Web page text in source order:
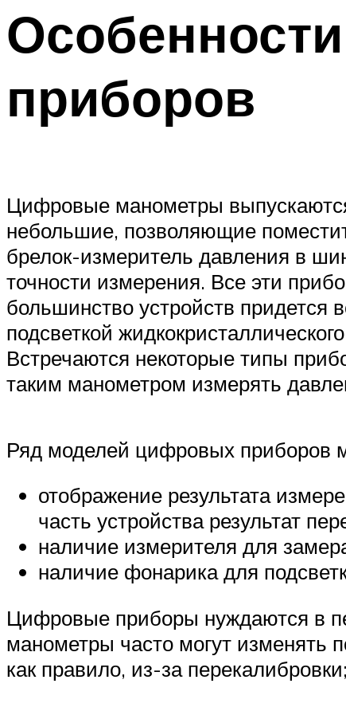
приборов
Цифровые манометры
небольшие, позволяющие
брелок-измеритель давления в
точности измерения. Все эти
большинство устройств
подсветкой
Встречаются некоторые типы
таким манометром измерять
Ряд моделей цифровых приборов
отображение результата
часть устройства результат
наличие измерителя для
наличие фонарика для
Цифровые приборы нуждаются в
манометры часто могут изменять
как правило, из-за